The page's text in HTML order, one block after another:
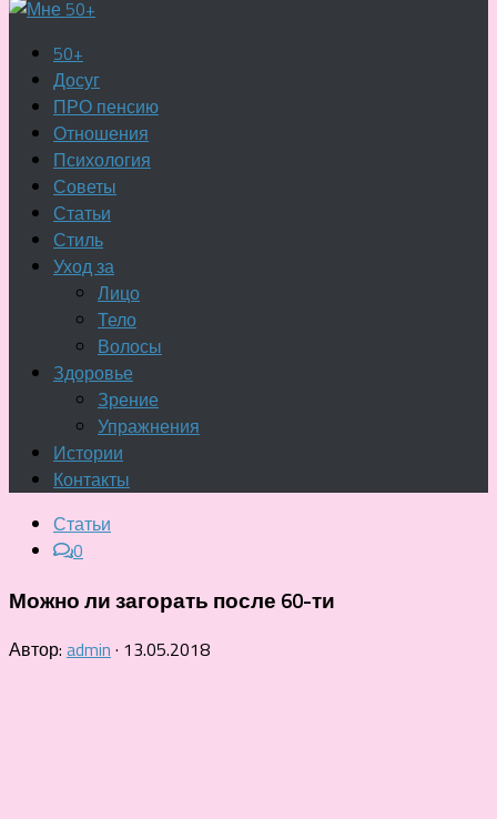
50+
Досуг
ПРО пенсию
Отношения
Психология
Советы
Статьи
Стиль
Уход за
Лицо
Тело
Волосы
Здоровье
Зрение
Упражнения
Истории
Контакты
Статьи
0
Можно ли загорать после 60-ти
Автор: admin · 13.05.2018